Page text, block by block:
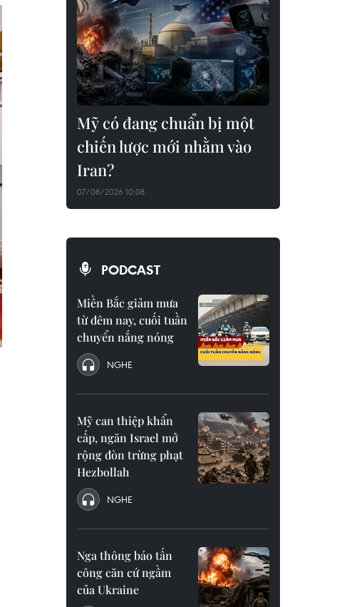
Mỹ có đang chuẩn bị một
chiến lược mới nhằm vào
Iran?
07/08/2026 10:08
PODCAST
Miền Bắc giảm mưa
từ đêm nay, cuối tuần
chuyển nắng nóng
NGHE
Mỹ can thiệp khẩn
cấp, ngăn Israel mở
rộng đòn trừng phạt
Hezbollah
NGHE
Nga thông báo tấn
công căn cứ ngầm
của Ukraine